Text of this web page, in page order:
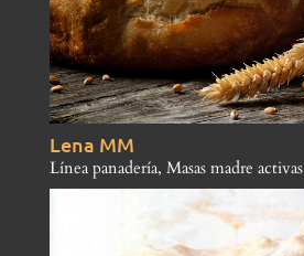
Lena MM
Línea panadería, Masas madre activas